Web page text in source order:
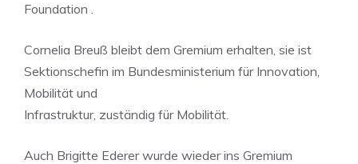
Foundation .
Cornelia Breuß bleibt dem Gremium erhalten, sie ist
Sektionschefin im Bundesministerium für Innovation,
Mobilität und
Infrastruktur, zuständig für Mobilität.
Auch Brigitte Ederer wurde wieder ins Gremium